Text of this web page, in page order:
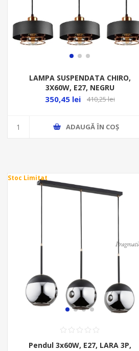
LAMPA SUSPENDATA CHIRO,
3X60W, E27, NEGRU
350,45 lei 410,25 lei
ADAUGĂ ȊN COŞ
Stoc Limitat
Pendul 3x60W, E27, LARA 3P,